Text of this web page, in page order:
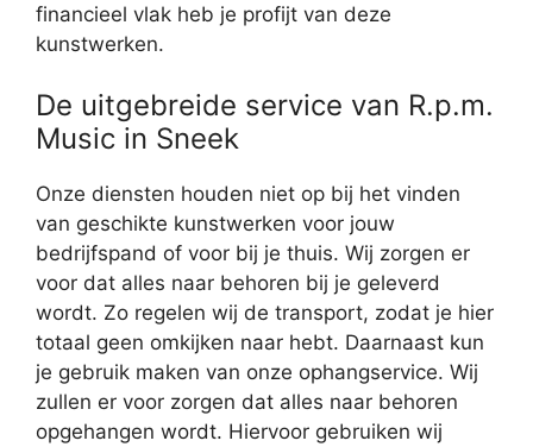
financieel vlak heb je profijt van deze
kunstwerken.
De uitgebreide service van R.p.m.
Music in Sneek
Onze diensten houden niet op bij het vinden
van geschikte kunstwerken voor jouw
bedrijfspand of voor bij je thuis. Wij zorgen er
voor dat alles naar behoren bij je geleverd
wordt. Zo regelen wij de transport, zodat je hier
totaal geen omkijken naar hebt. Daarnaast kun
je gebruik maken van onze ophangservice. Wij
zullen er voor zorgen dat alles naar behoren
opgehangen wordt. Hiervoor gebruiken wij